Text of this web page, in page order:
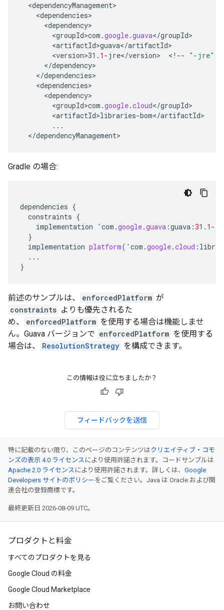
<dependencyManagement
<dependencies
<dependency
<groupId>com .google.guava</groupId
<artifactId>guava</artifactId
<version>31 .1 - jre</version> < !-- "-jre"
</dependency
</dependencies
<dependencies
<dependency
<groupId>com .google.cloud</groupId
<artifactId>libraries-bom</artifactId
...
</dependencyManagement
Gradle の場合:
dependencies {
constraints {
implementation
' com .google.guava :guava :31.1 -
}
implementation platform( ' com .google.cloud :
...
}
前述のサンプルは、 enforcedPlatform が
constraints よりも優先されるた
め、
enforcedPlatform を使用する場合は機能しませ
ん。Guava バージョンで enforcedPlatform を使用する
場合は、
ResolutionStrategy を構成できます。
この情報は役に立ちましたか？
フィードバックを送信
特に記載のない限り、このページのコンテンツはクリエイティブ・コモ
ンズの表示 4.0 ライセンス により使用許諾されます。コードサンプルは
Apache 2.0 ライセンス により使用許諾されます。詳しくは、 Google
Developers サイトのポリシー をご覧ください。Java は Oracle および関
連会社の登録商標です。
最終更新日 2026-08-09 UTC。
プロダクトと料金
すべてのプロダクトを見る
Google Cloud の料金
Google Cloud Marketplace
お問い合わせ